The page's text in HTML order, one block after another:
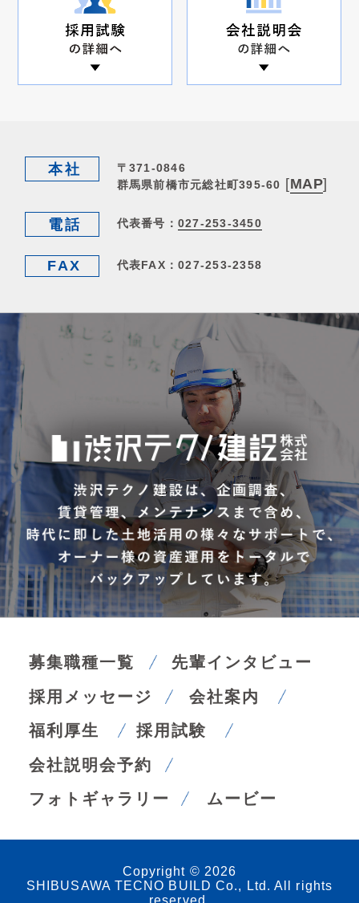
本社
〒371-0846
群馬県前橋市元総社町395-60 [MAP]
電話 代表番号： 027-253-3450
FAX 代表FAX：027-253-2358
募集職種一覧
先輩インタビュー
採用メッセージ
会社案内
福利厚生
採用試験
会社説明会予約
フォトギャラリー
ムービー
Copyright © 2026
SHIBUSAWA TECNO BUILD Co., Ltd. All rights
reserved.